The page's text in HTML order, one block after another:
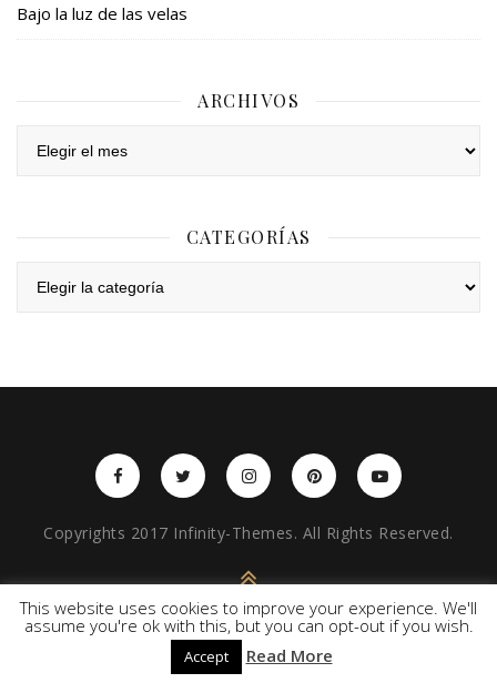
Bajo la luz de las velas
ARCHIVOS
CATEGORÍAS
Copyrights 2017 Infinity-Themes. All Rights Reserved.
BACK TO TOP
This website uses cookies to improve your experience. We'll
assume you're ok with this, but you can opt-out if you wish.
Accept Read More